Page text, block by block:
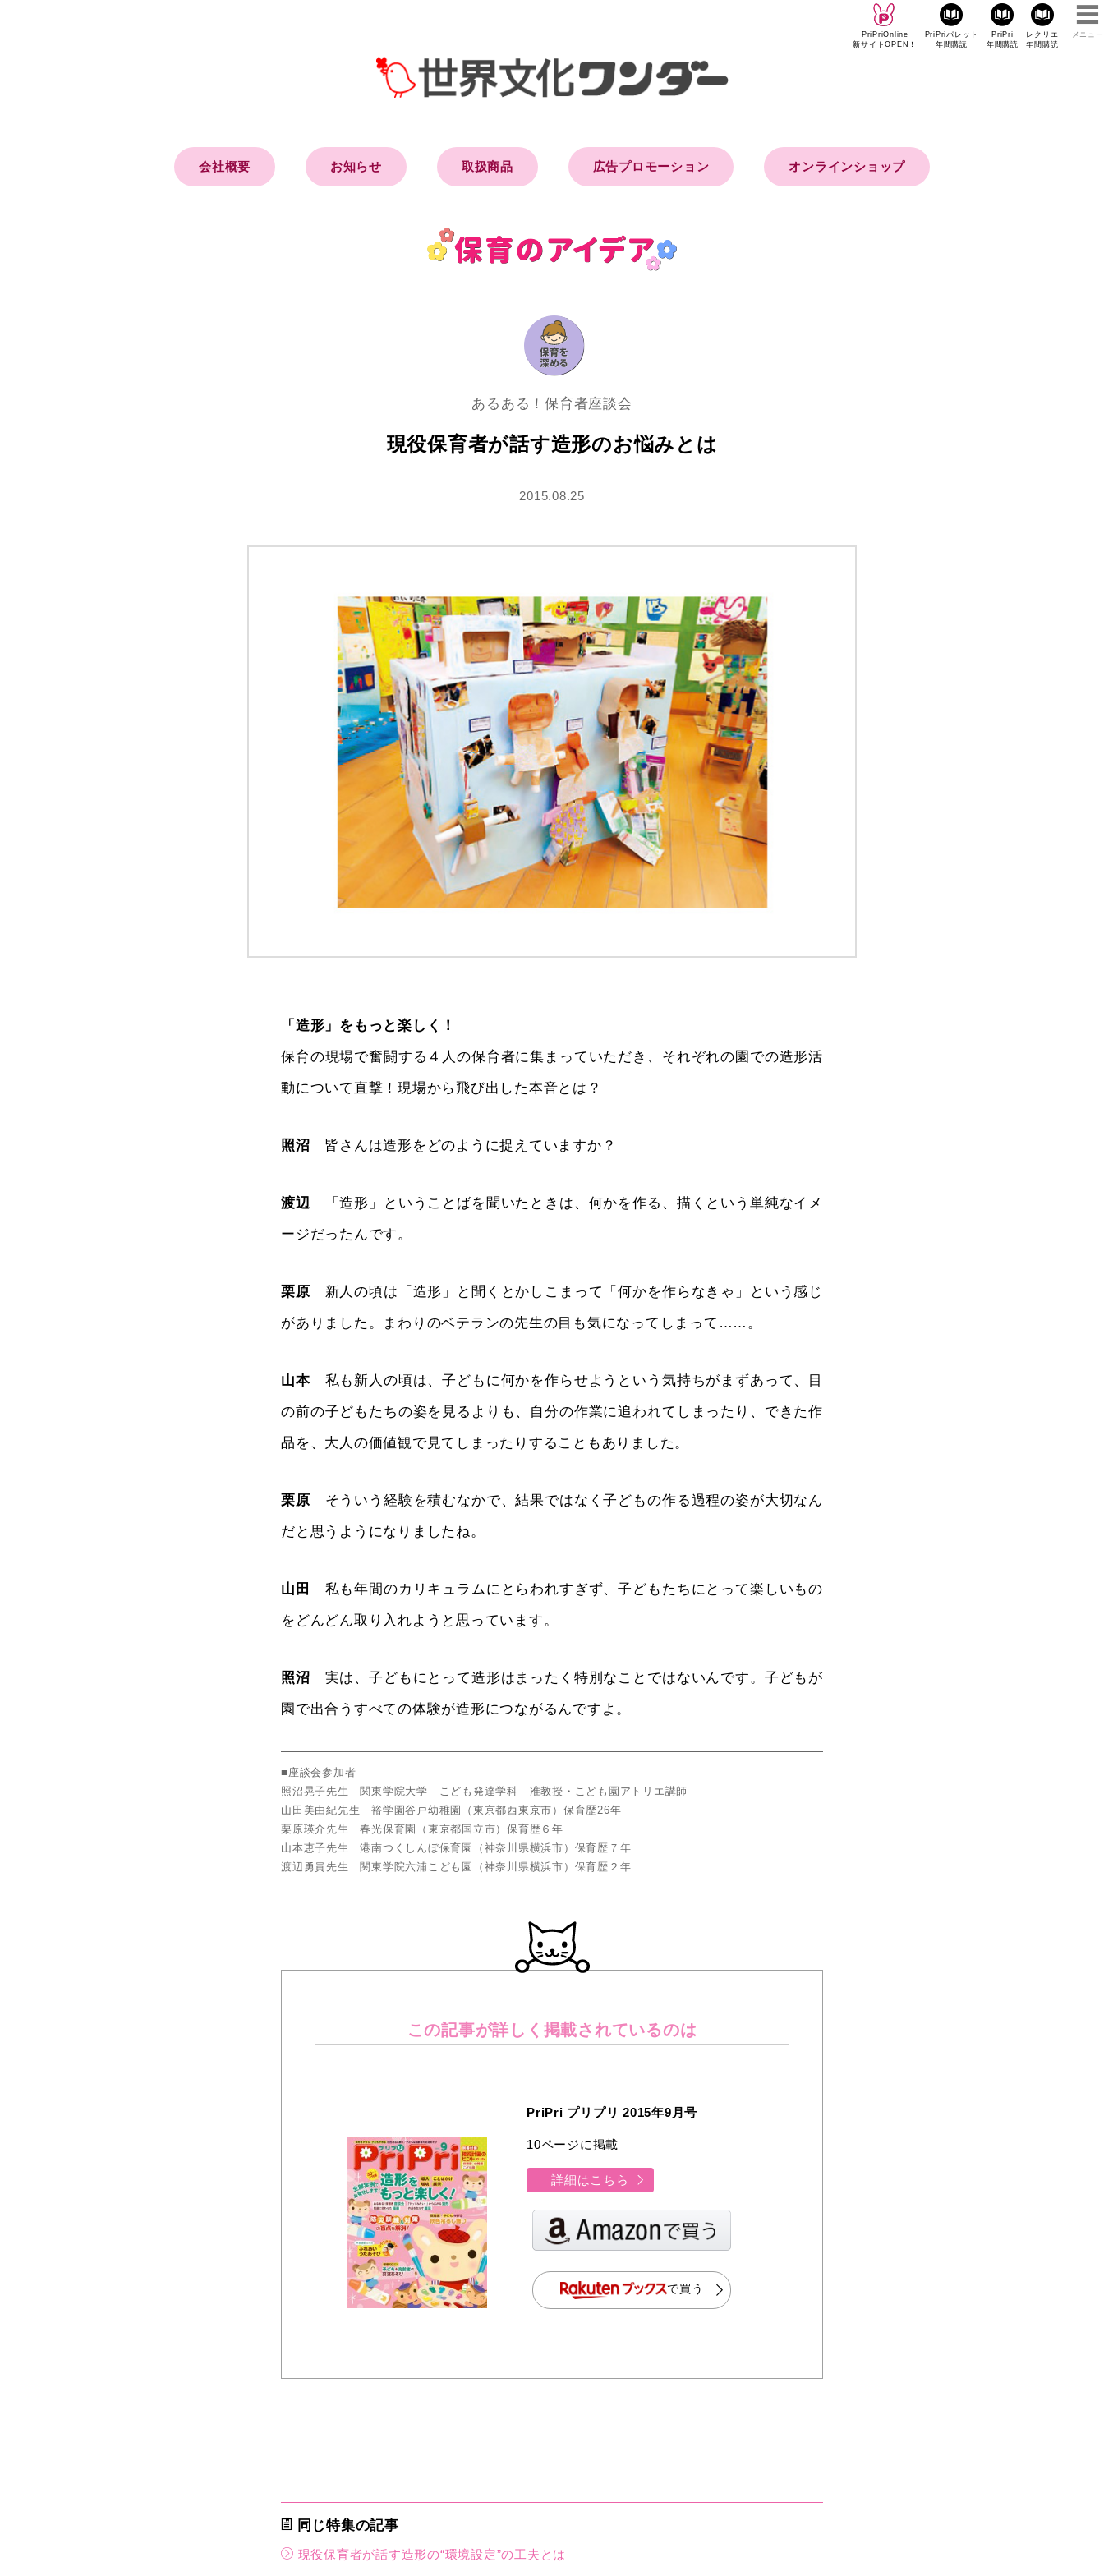
PriPriOnline
新サイトOPEN！
PriPriパレット
年間購読
PriPri
年間購読
レクリエ
年間購読
メニュー
会社概要 お知らせ 取扱商品 広告プロモーション オンラインショップ
あるある！保育者座談会
現役保育者が話す造形のお悩みとは
2015.08.25
「造形」をもっと楽しく！
保育の現場で奮闘する４人の保育者に集まっていただき、それぞれの園での造形活
動について直撃！現場から飛び出した本音とは？
照沼 皆さんは造形をどのように捉えていますか？
渡辺 「造形」ということばを聞いたときは、何かを作る、描くという単純なイメ
ージだったんです。
栗原 新人の頃は「造形」と聞くとかしこまって「何かを作らなきゃ」という感じ
がありました。まわりのベテランの先生の目も気になってしまって……。
山本私も新人の頃は、子どもに何かを作らせようという気持ちがまずあって、目
の前の子どもたちの姿を見るよりも、自分の作業に追われてしまったり、できた作
品を、大人の価値観で見てしまったりすることもありました。
栗原 そういう経験を積むなかで、結果ではなく子どもの作る過程の姿が大切なん
だと思うようになりましたね。
山田
私も年間のカリキュラムにとらわれすぎず、子どもたちにとって楽しいもの
をどんどん取り入れようと思っています。
照沼 実は、子どもにとって造形はまったく特別なことではないんです。子どもが
園で出合うすべての体験が造形につながるんですよ。
■座談会参加者
照沼晃子先生 関東学院大学 こども発達学科 准教授・こども園アトリエ講師
山田美由紀先生 裕学園谷戸幼稚園（東京都西東京市）保育歴26年
栗原瑛介先生 春光保育園（東京都国立市）保育歴６年
山本恵子先生 港南つくしんぼ保育園（神奈川県横浜市）保育歴７年
渡辺勇貴先生 関東学院六浦こども園（神奈川県横浜市）保育歴２年
この記事が詳しく 掲載されているのは
PriPri プリプリ 2015年9月号
10ページに掲載
詳細はこちら
で買う
同じ特集の記事
現役保育者が話す造形の“環境設定”の工夫とは